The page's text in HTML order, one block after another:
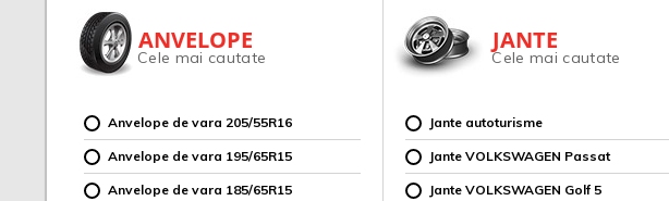
ANVELOPE
Cele mai cautate
Anvelope de vara 205/55R16
Anvelope de vara 195/65R15
Anvelope de vara 185/65R15
JANTE
Cele mai cautate
Jante autoturisme
Jante VOLKSWAGEN Passat
Jante VOLKSWAGEN Golf 5